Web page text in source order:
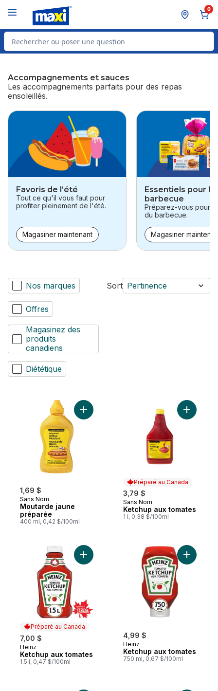
0
Rechercher des produits
Accompagnements et sauces
Les accompagnements parfaits pour des repas
ensoleillés.
sauter Accompagnements et sauces
Favoris de l’été
Tout ce qu'il vous faut pour
profiter pleinement de l'été.
Magasiner maintenant
Essentiels pour le
barbecue
Préparez-vous pour
du barbecue.
Magasiner
Nos marques
Offres
Magasinez des
produits
canadiens
Diététique
Sort Pertinence
1,69 $
Sans Nom
Moutarde jaune
préparée
400 ml, 0,42 $/100ml
Ajouter Moutarde jaune préparée au
Préparé au Canada
3,79 $
Préparé au Canada
Sans Nom
Ketchup aux tomates
1 l, 0,38 $/100ml
Préparé au Canada
7,00 $
Préparé au Canada
Heinz
Ketchup aux tomates
1.5 l, 0,47 $/100ml
Ajouter Ketchup aux tomates au panier
4,99 $
Heinz
Ketchup aux tomates
750 ml, 0,67 $/100ml
Ajouter